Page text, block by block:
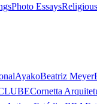
Photo Essays
AyakoBeatriz Meyer
Cornetta